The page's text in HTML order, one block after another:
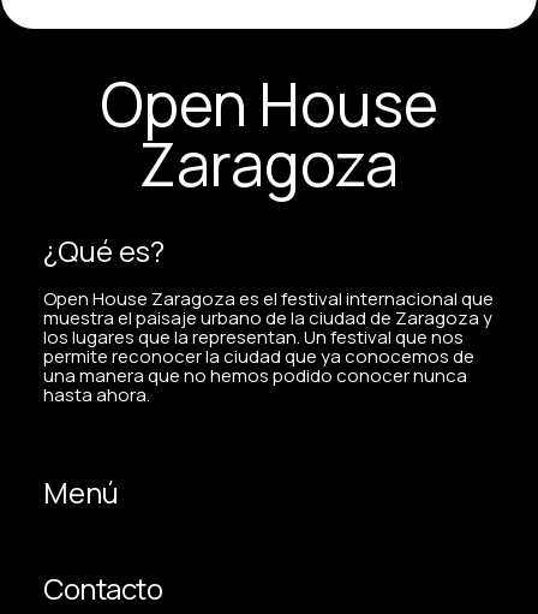
Open House
Zaragoza
¿Qué es?
Open House Zaragoza es el festival internacional que
muestra el paisaje urbano de la ciudad de Zaragoza y
los lugares que la representan. Un festival que nos
permite reconocer la ciudad que ya conocemos de
una manera que no hemos podido conocer nunca
hasta ahora.
Menú
Contacto